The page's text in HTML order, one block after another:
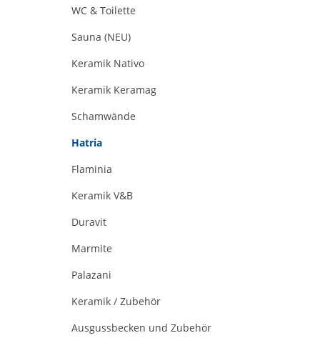
WC & Toilette
Sauna (NEU)
Keramik Nativo
Keramik Keramag
Schamwände
Hatria
Flaminia
Keramik V&B
Duravit
Marmite
Palazani
Keramik / Zubehör
Ausgussbecken und Zubehör